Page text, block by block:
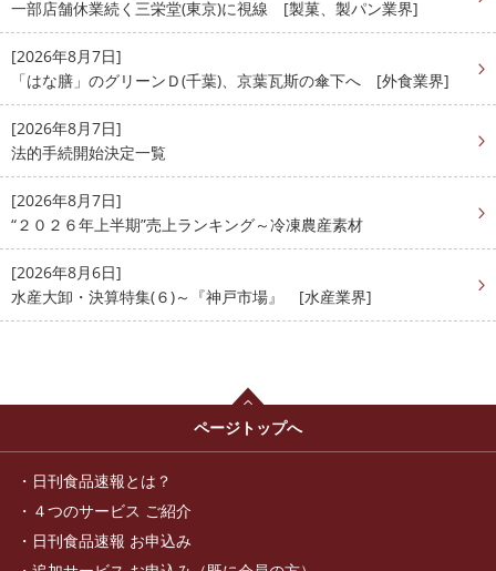
一部店舗休業続く三栄堂(東京)に視線 [製菓、製パン業界]
[2026年8月7日]
「はな膳」のグリーンＤ(千葉)、京葉瓦斯の傘下へ [外食業界]
[2026年8月7日]
法的手続開始決定一覧
[2026年8月7日]
“２０２６年上半期”売上ランキング～冷凍農産素材
[2026年8月6日]
水産大卸・決算特集(６)～『神戸市場』 [水産業界]
ページトップへ
日刊食品速報とは？
４つのサービス ご紹介
日刊食品速報 お申込み